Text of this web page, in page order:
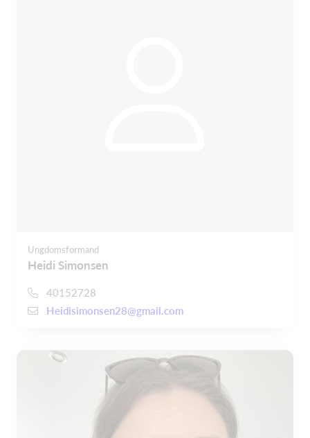
Ungdomsformand
Heidi Simonsen
40152728
Heidisimonsen28@gmail.com